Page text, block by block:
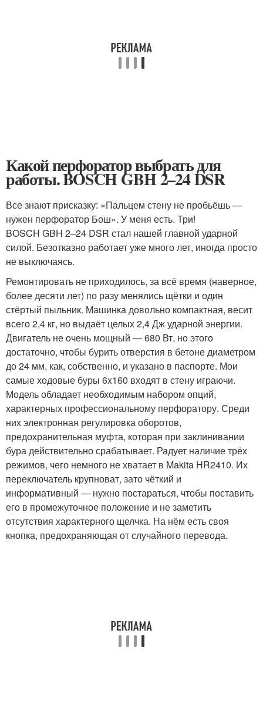
Какой перфоратор выбрать для
работы. BOSCH GBH 2–24 DSR
Все знают присказку: «Пальцем стену не пробьёшь —
нужен перфоратор Бош». У меня есть. Три!
BOSCH GBH 2–24 DSR стал нашей главной ударной
силой. Безотказно работает уже много лет, иногда просто
не выключаясь.
Ремонтировать не приходилось, за всё время (наверное,
более десяти лет) по разу менялись щётки и один
стёртый пыльник. Машинка довольно компактная, весит
всего 2,4 кг, но выдаёт целых 2,4 Дж ударной энергии.
Двигатель не очень мощный — 680 Вт, но этого
достаточно, чтобы бурить отверстия в бетоне диаметром
до 24 мм, как, собственно, и указано в паспорте. Мои
самые ходовые буры 6x160 входят в стену играючи.
Модель обладает необходимым набором опций,
характерных профессиональному перфоратору. Среди
них электронная регулировка оборотов,
предохранительная муфта, которая при заклинивании
бура действительно срабатывает. Радует наличие трёх
режимов, чего немного не хватает в Makita HR2410. Их
переключатель крупноват, зато чёткий и
информативный — нужно постараться, чтобы поставить
его в промежуточное положение и не заметить
отсутствия характерного щелчка. На нём есть своя
кнопка, предохраняющая от случайного перевода.